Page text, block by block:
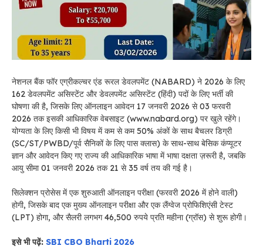
नेशनल बैंक फॉर एग्रीकल्चर एंड रूरल डेवलपमेंट (NABARD) ने 2026 के लिए
162 डेवलपमेंट असिस्टेंट और डेवलपमेंट असिस्टेंट (हिंदी) पदों के लिए भर्ती की
घोषणा की है, जिसके लिए ऑनलाइन आवेदन 17 जनवरी 2026 से 03 फरवरी
2026 तक इसकी आधिकारिक वेबसाइट (www.nabard.org) पर खुले रहेंगे।
योग्यता के लिए किसी भी विषय में कम से कम 50% अंकों के साथ बैचलर डिग्री
(SC/ST/PWBD/पूर्व सैनिकों के लिए पास क्लास) के साथ-साथ बेसिक कंप्यूटर
ज्ञान और आवेदन किए गए राज्य की आधिकारिक भाषा में भाषा दक्षता ज़रूरी है, जबकि
आयु सीमा 01 जनवरी 2026 तक 21 से 35 वर्ष तय की गई है।
सिलेक्शन प्रोसेस में एक शुरुआती ऑनलाइन परीक्षा (फरवरी 2026 में होने वाली)
होगी, जिसके बाद एक मुख्य ऑनलाइन परीक्षा और एक लैंग्वेज प्रोफिशिएंसी टेस्ट
(LPT) होगा, और सैलरी लगभग 46,500 रुपये प्रति महीना (ग्रॉस) से शुरू होगी।
इसे भी पढ़ें: SBI CBO Bharti 2026